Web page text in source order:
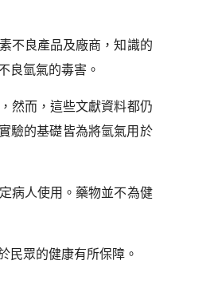
不良產品及廠商，知識的
良氫氣的毒害。
然而，這些文獻資料都仍
驗的基礎皆為將氫氣用於
病人使用。藥物並不為健
民眾的健康有所保障。